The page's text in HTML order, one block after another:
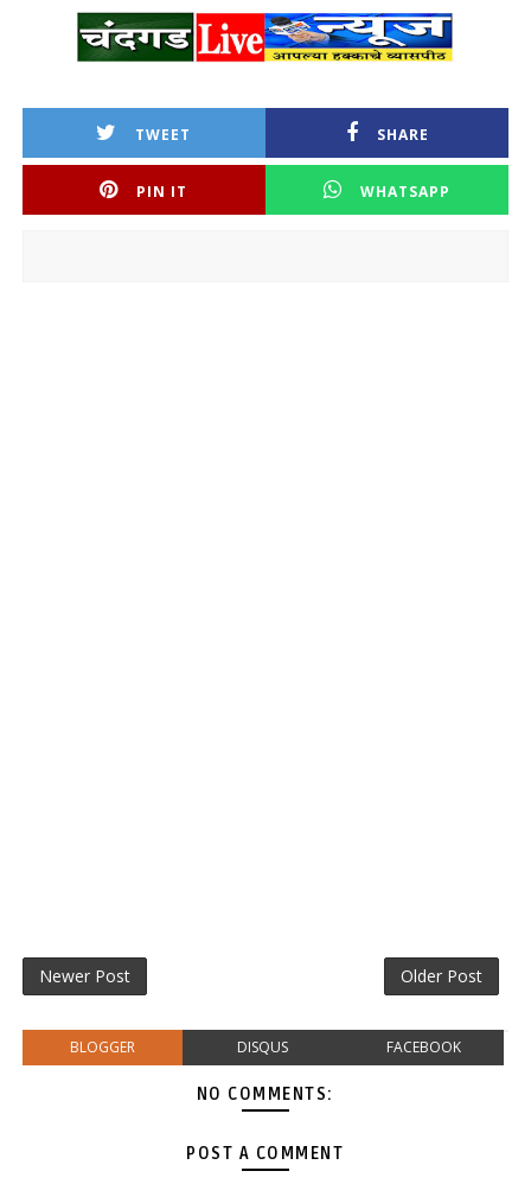
TWEET SHARE
PIN IT WHATSAPP
Newer Post Older Post
BLOGGER DISQUS FACEBOOK
NO COMMENTS:
POST A COMMENT